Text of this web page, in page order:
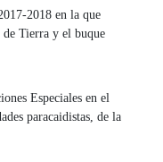
2018 en la que
Tierra y el buque
Especiales en el
paracaidistas, de la